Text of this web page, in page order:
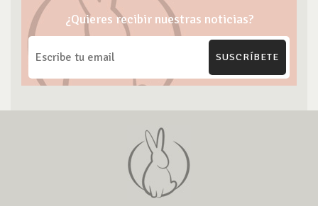
¿Quieres recibir nuestras noticias?
SUSCRÍBETE